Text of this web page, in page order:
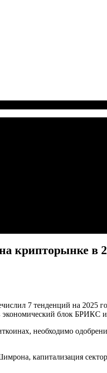
крипторынке в
7 тенденций на 2025
экономический блок БРИКС
необходимо
капитализация